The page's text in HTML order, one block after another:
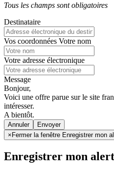
Tous les champs sont obligatoires
Destinataire
Vos coordonnées Votre nom
Votre adresse électronique
Message
Bonjour,
Voici une offre parue sur le site
intéresser.
A bientôt.
Annuler
× Fermer la fenêtre Enregistrer mon
Enregistrer mon